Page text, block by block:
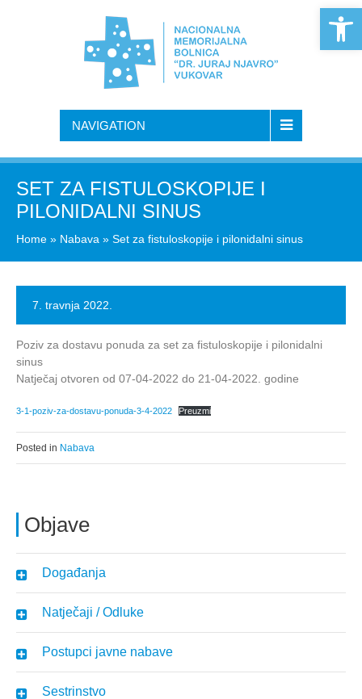
NAVIGATION
SET ZA FISTULOSKOPIJE I
PILONIDALNI SINUS
Home » Nabava » Set za fistuloskopije i pilonidalni sinus
Objave
Događanja
Natječaji / Odluke
Postupci javne nabave
Sestrinstvo
7. travnja 2022.
Poziv za dostavu ponuda za set za fistuloskopije i pilonidalni
sinus
Natječaj otvoren od 07-04-2022 do 21-04-2022. godine
3-1-poziv-za-dostavu-ponuda-3-4-2022 Preuzmi
Posted in Nabava